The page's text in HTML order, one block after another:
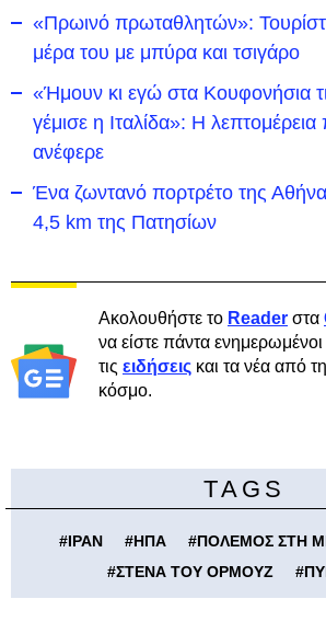
«Πρωινό πρωταθλητών»:
μέρα του με μπύρα και τσιγάρο
«Ήμουν κι εγώ στα Κουφονήσια
γέμισε η Ιταλίδα»: Η
ανέφερε
Ένα ζωντανό πορτρέτο της
4,5 km της Πατησίων
Ακολουθήστε το Reader στα
να είστε πάντα ενημερωμένοι
τις ειδήσεις και τα νέα από
κόσμο.
TAGS
#ΙΡΑΝ #ΗΠΑ #ΠΟΛΕΜΟΣ ΣΤΗ
#ΣΤΕΝΑ ΤΟΥ ΟΡΜΟΥΖ #